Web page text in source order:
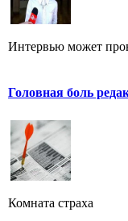
Интервью может
Головная боль
Комната страха